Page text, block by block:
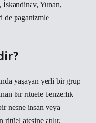
Yunan,
de paganizmle
yaşayan yerli bir grup
bir ritüele benzerlik
nesne insan veya
ritüel ateşine atılır.